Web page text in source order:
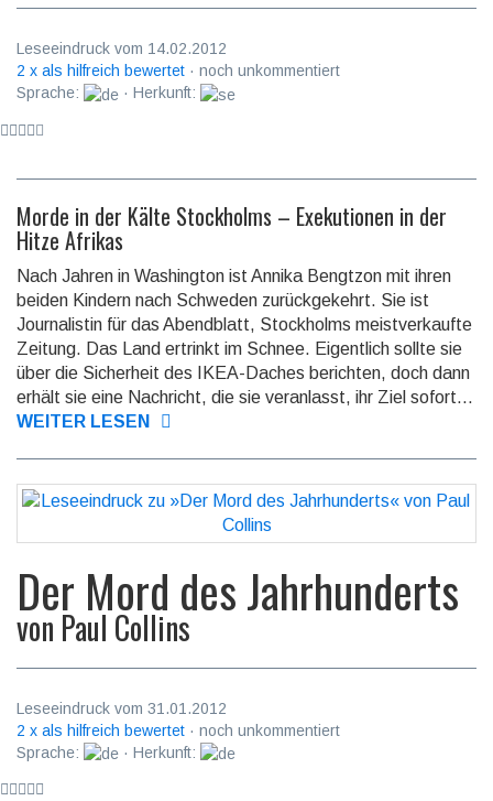
Leseeindruck vom 14.02.2012
2 x als hilfreich bewertet · noch unkommentiert
Sprache:
· Herkunft:
Morde in der Kälte Stockholms – Exekutionen in der
Hitze Afrikas
Nach Jahren in Washington ist Annika Bengtzon mit ihren
beiden Kindern nach Schweden zurückgekehrt. Sie ist
Journalistin für das Abendblatt, Stockholms meistverkaufte
Zeitung. Das Land ertrinkt im Schnee. Eigentlich sollte sie
über die Sicherheit des IKEA-Daches berichten, doch dann
erhält sie eine Nachricht, die sie veranlasst, ihr Ziel sofort...
WEITER LESEN
Der Mord des Jahrhunderts
von Paul Collins
Leseeindruck vom 31.01.2012
2 x als hilfreich bewertet · noch unkommentiert
Sprache:
· Herkunft: